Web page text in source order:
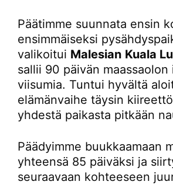
Päätimme suunnata ensin
ensimmäiseksi
valikoitui Malesian Kuala
sallii 90 päivän maassaolon
viisumia. Tuntui hyvältä
elämänvaihe täysin
yhdestä paikasta pitkään
Päädyimme buukkaamaan
yhteensä 85 päiväksi ja
seuraavaan kohteeseen